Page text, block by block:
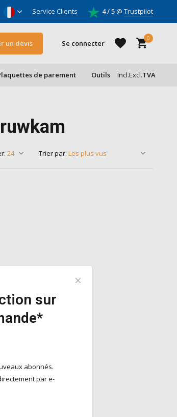
Service Clients 4 / 5@ Trustpilot
un devis Se connecter
0
de parement Outils Incl.Excl.TVA
Trier par:
sur
abonnés.
par e-